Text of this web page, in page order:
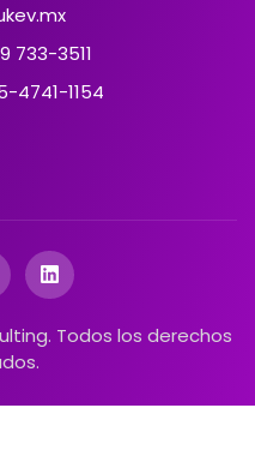
733-3511
4741-1154
Todos los derechos